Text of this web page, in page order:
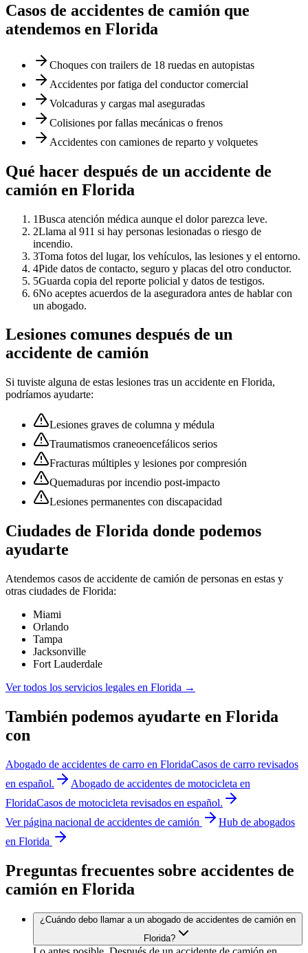
Casos de accidentes de camión que
atendemos en Florida
Choques con trailers de 18 ruedas en autopistas
Accidentes por fatiga del conductor comercial
Volcaduras y cargas mal aseguradas
Colisiones por fallas mecánicas o frenos
Accidentes con camiones de reparto y volquetes
Qué hacer después de un accidente de
camión en Florida
1Busca atención médica aunque el dolor parezca leve.
2Llama al 911 si hay personas lesionadas o riesgo de
incendio.
3Toma fotos del lugar, los vehículos, las lesiones y el entorno.
4Pide datos de contacto, seguro y placas del otro conductor.
5Guarda copia del reporte policial y datos de testigos.
6No aceptes acuerdos de la aseguradora antes de hablar con
un abogado.
Lesiones comunes después de un
accidente de camión
Si tuviste alguna de estas lesiones tras un accidente en Florida,
podríamos ayudarte:
Lesiones graves de columna y médula
Traumatismos craneoencefálicos serios
Fracturas múltiples y lesiones por compresión
Quemaduras por incendio post-impacto
Lesiones permanentes con discapacidad
Ciudades de Florida donde podemos
ayudarte
Atendemos casos de accidente de camión de personas en estas y
otras ciudades de Florida:
Miami
Orlando
Tampa
Jacksonville
Fort Lauderdale
Ver todos los servicios legales en Florida →
También podemos ayudarte en Florida
con
Abogado de accidentes de carro en FloridaCasos de carro revisados
en español.
Abogado de accidentes de motocicleta en
FloridaCasos de motocicleta revisados en español.
Ver página nacional de accidentes de camión
Hub de abogados
en Florida
Preguntas frecuentes sobre accidentes de
camión en Florida
¿Cuándo debo llamar a un abogado de accidentes de camión en
Florida?